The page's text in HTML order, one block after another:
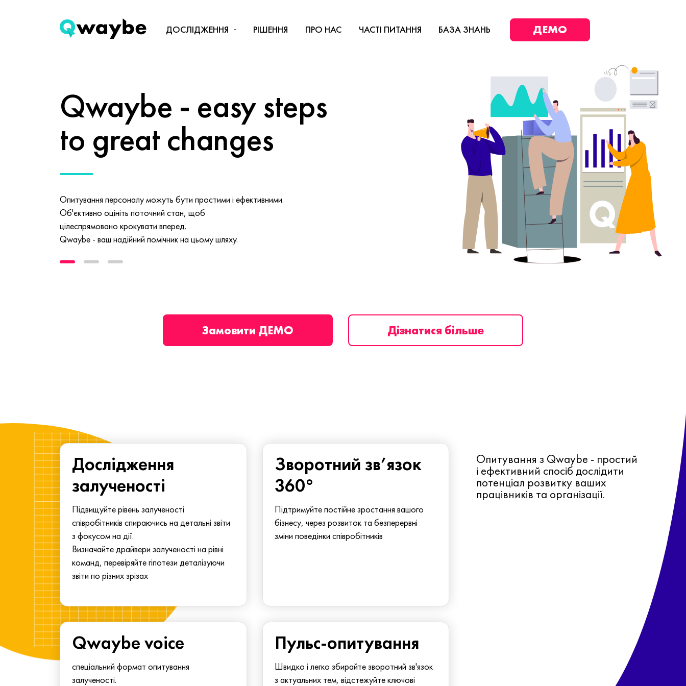
ДОСЛІДЖЕННЯ РІШЕННЯ ПРО НАС ЧАСТІ ПИТАННЯ БАЗА ЗНАНЬ ДЕМО
Qwaybe - easy steps
to great changes
Опитування персоналу можуть бути простими і ефективними.
Об'єктивно оцініть поточний стан, щоб
цілеспрямовано крокувати вперед.
Qwaybe - ваш надійний помічник на цьому шляху.
Замовити ДЕМО Дізнатися більше
Дослідження
залученості
Підвищуйте рівень залученості
співробітників спираючись на детальні звіти
з фокусом на дії.
Визначайте драйвери залученості на рівні
команд, перевіряйте гіпотези деталізуючи
звіти по різних зрізах
Зворотний зв’язок
360°
Підтримуйте постійне зростання вашого
бізнесу, через розвиток та безперервні
зміни поведінки співробітників
Опитування з Qwaybe - простий
і ефективний спосіб дослідити
потенціал розвитку ваших
працівників та організації.
Qwaybe voice
спеціальний формат опитування
залученості.
Пульс-опитування
Швидко і легко збирайте зворотний зв'язок
з актуальних тем, відстежуйте ключові